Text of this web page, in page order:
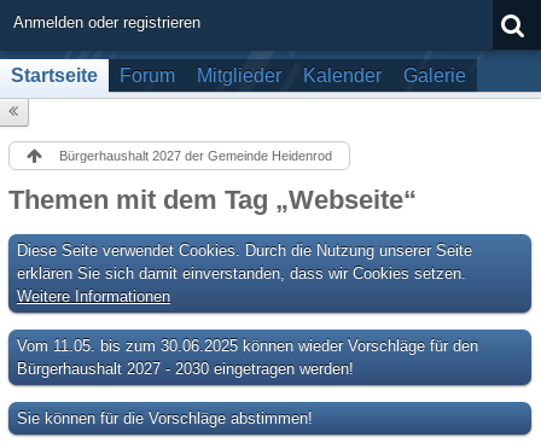
Anmelden oder registrieren
Startseite Forum Mitglieder Kalender Galerie
Bürgerhaushalt 2027 der Gemeinde Heidenrod
Themen mit dem Tag „Webseite“
Diese Seite verwendet Cookies. Durch die Nutzung unserer Seite
erklären Sie sich damit einverstanden, dass wir Cookies setzen.
Weitere Informationen
Vom 11.05. bis zum 30.06.2025 können wieder Vorschläge für den
Bürgerhaushalt 2027 - 2030 eingetragen werden!
Sie können für die Vorschläge abstimmen!